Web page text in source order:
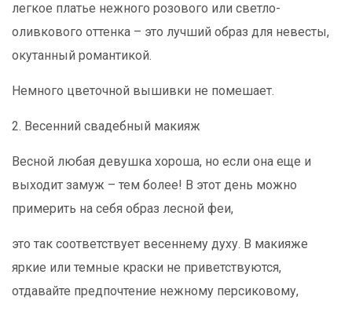
легкое платье нежного розового или светло-
оливкового оттенка – это лучший образ для невесты,
окутанный романтикой.
Немного цветочной вышивки не помешает.
2. Весенний свадебный макияж
Весной любая девушка хороша, но если она еще и
выходит замуж – тем более! В этот день можно
примерить на себя образ лесной феи,
это так соответствует весеннему духу. В макияже
яркие или темные краски не приветствуются,
отдавайте предпочтение нежному персиковому,